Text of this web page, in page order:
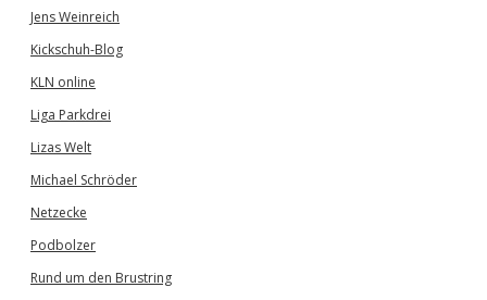
Jens Weinreich
Kickschuh-Blog
KLN online
Liga Parkdrei
Lizas Welt
Michael Schröder
Netzecke
Podbolzer
Rund um den Brustring